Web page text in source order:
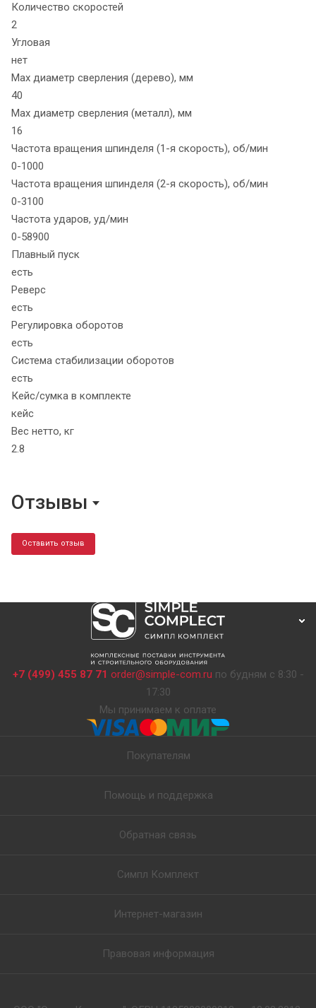
Количество скоростей
2
Угловая
нет
Max диаметр сверления (дерево), мм
40
Max диаметр сверления (металл), мм
16
Частота вращения шпинделя (1-я скорость), об/мин
0-1000
Частота вращения шпинделя (2-я скорость), об/мин
0-3100
Частота ударов, уд/мин
0-58900
Плавный пуск
есть
Реверс
есть
Регулировка оборотов
есть
Система стабилизации оборотов
есть
Кейс/сумка в комплекте
кейс
Вес нетто, кг
2.8
Отзывы
Оставить отзыв
+7 (499) 455 87 71 order@simple-com.ru по будням с 8:30 -
17:30
Мы принимаем к оплате
Покупателям
Помощь и поддержка
Обратная связь
Симпл Комплект
Интернет-магазин
Правовая информация